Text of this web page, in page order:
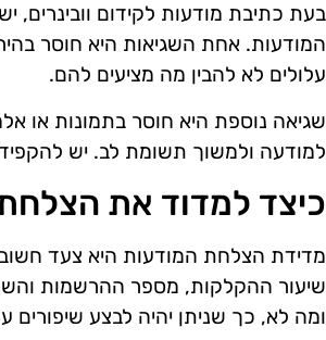
בעת כתיבת מודעות לקידום וובינרים,
המודעות. אחת השגיאות היא חוסר
עלולים לא להבין מה מציעים להם.
שגיאה נוספת היא חוסר בתמונות או
למודעה ולמשוך תשומת לב. יש
כיצד למדוד את
מדידת הצלחת המודעות היא צעד חשוב
שיעור ההקלקות, מספר ההרשמות
ומה לא, כך שניתן יהיה לבצע שיפורים